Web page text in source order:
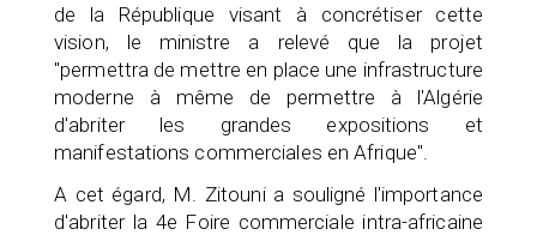
de la République visant à concrétiser cette
vision, le ministre a relevé que la projet
"permettra de mettre en place une infrastructure
moderne à même de permettre à l'Algérie
d'abriter les grandes expositions et
manifestations commerciales en Afrique".
A cet égard, M. Zitouni a souligné l'importance
d'abriter la 4e Foire commerciale intra-africaine